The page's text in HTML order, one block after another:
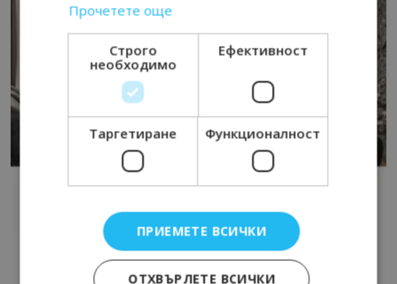
Прочетете още
Строго
необходимо
Ефективност
Таргетиране Функционалност
ПРИЕМЕТЕ ВСИЧКИ
ОТХВЪРЛЕТЕ ВСИЧКИ